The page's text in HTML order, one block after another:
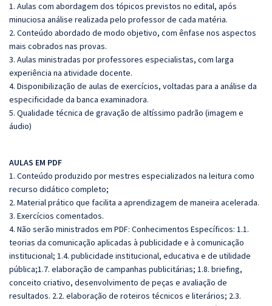
1. Aulas com abordagem dos tópicos previstos no edital, após
minuciosa análise realizada pelo professor de cada matéria.
2. Conteúdo abordado de modo objetivo, com ênfase nos aspectos
mais cobrados nas provas.
3. Aulas ministradas por professores especialistas, com larga
experiência na atividade docente.
4. Disponibilização de aulas de exercícios, voltadas para a análise da
especificidade da banca examinadora.
5. Qualidade técnica de gravação de altíssimo padrão (imagem e
áudio)
AULAS EM PDF
1. Conteúdo produzido por mestres especializados na leitura como
recurso didático completo;
2. Material prático que facilita a aprendizagem de maneira acelerada.
3. Exercícios comentados.
4. Não serão ministrados em PDF: Conhecimentos Específicos: 1.1.
teorias da comunicação aplicadas à publicidade e à comunicação
institucional; 1.4. publicidade institucional, educativa e de utilidade
pública;1.7. elaboração de campanhas publicitárias; 1.8. briefing,
conceito criativo, desenvolvimento de peças e avaliação de
resultados. 2.2. elaboração de roteiros técnicos e literários; 2.3.